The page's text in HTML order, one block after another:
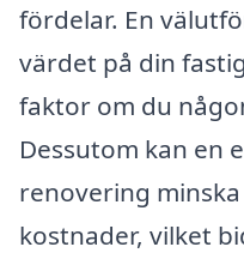
fördelar. En
värdet på din
faktor om du
Dessutom kan en
renovering
kostnader, vilket